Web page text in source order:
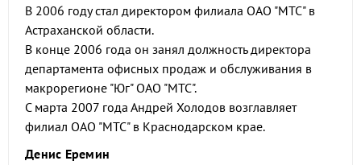
В 2006 году стал директором филиала ОАО "МТС" в
Астраханской области.
В конце 2006 года он занял должность директора
департамента офисных продаж и обслуживания в
макрорегионе "Юг" ОАО "МТС".
С марта 2007 года Андрей Холодов возглавляет
филиал ОАО "МТС" в Краснодарском крае.
Денис Еремин